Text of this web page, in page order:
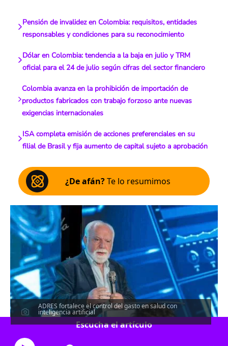
Pensión de invalidez en Colombia: requisitos, entidades
responsables y condiciones para su reconocimiento
Dólar en Colombia: tendencia a la baja en julio y TRM
oficial para el 24 de julio según cifras del sector financiero
Colombia avanza en la prohibición de importación de
productos fabricados con trabajo forzoso ante nuevas
exigencias internacionales
ISA completa emisión de acciones preferenciales en su
filial de Brasil y fija aumento de capital sujeto a aprobación
¿De afán?Te lo resumimos
ADRES fortalece el control del gasto en salud con
inteligencia artificial
Escucha el artículo